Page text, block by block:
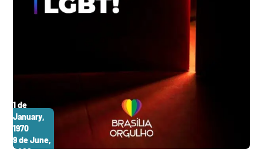
1 de
January,
1970
9 de June,
2026